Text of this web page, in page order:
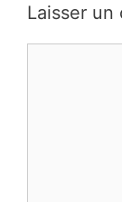
Laisser un